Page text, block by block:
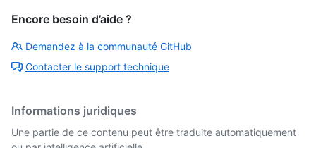
Encore besoin d’aide ?
Demandez à la communauté GitHub
Contacter le support technique
Informations juridiques
Une partie de ce contenu peut être traduite automatiquement